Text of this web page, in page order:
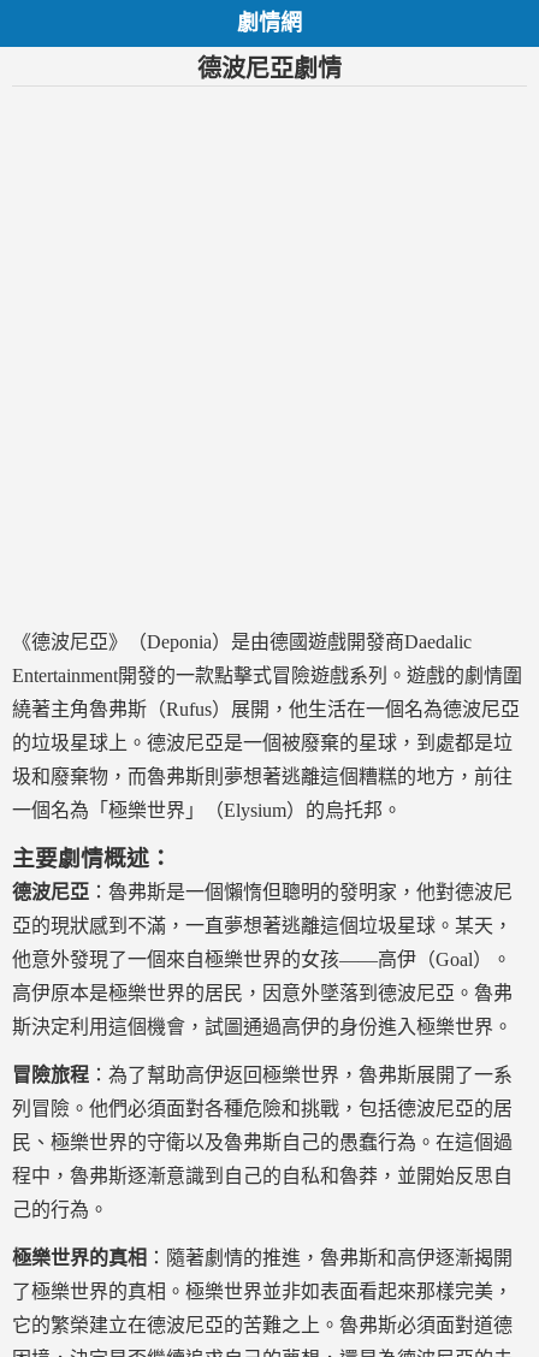
劇情網
德波尼亞劇情
《德波尼亞》（Deponia）是由德國遊戲開發商Daedalic
Entertainment開發的一款點擊式冒險遊戲系列。遊戲的劇情圍
繞著主角魯弗斯（Rufus）展開，他生活在一個名為德波尼亞
的垃圾星球上。德波尼亞是一個被廢棄的星球，到處都是垃
圾和廢棄物，而魯弗斯則夢想著逃離這個糟糕的地方，前往
一個名為「極樂世界」（Elysium）的烏托邦。
主要劇情概述：
德波尼亞 ：魯弗斯是一個懶惰但聰明的發明家，他對德波尼
亞的現狀感到不滿，一直夢想著逃離這個垃圾星球。某天，
他意外發現了一個來自極樂世界的女孩——高伊（Goal）。
高伊原本是極樂世界的居民，因意外墜落到德波尼亞。魯弗
斯決定利用這個機會，試圖通過高伊的身份進入極樂世界。
冒險旅程 ：為了幫助高伊返回極樂世界，魯弗斯展開了一系
列冒險。他們必須面對各種危險和挑戰，包括德波尼亞的居
民、極樂世界的守衛以及魯弗斯自己的愚蠢行為。在這個過
程中，魯弗斯逐漸意識到自己的自私和魯莽，並開始反思自
己的行為。
極樂世界的真相 ：隨著劇情的推進，魯弗斯和高伊逐漸揭開
了極樂世界的真相。極樂世界並非如表面看起來那樣完美，
它的繁榮建立在德波尼亞的苦難之上。魯弗斯必須面對道德